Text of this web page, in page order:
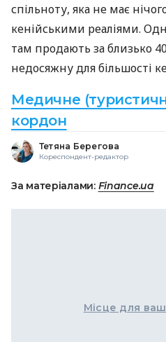
спільноту, яка не має
кенійськими реаліями.
там продають за близько
недосяжну для більшості
Медичне
кордон
Тетяна Берегова
Кореспондент-редактор
За матеріалами: Finance.ua
Місце для